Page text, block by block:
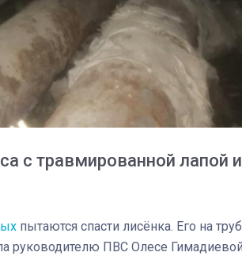
с травмированной лапой и
пытаются спасти лисёнка. Его на
руководителю ПВС Олесе